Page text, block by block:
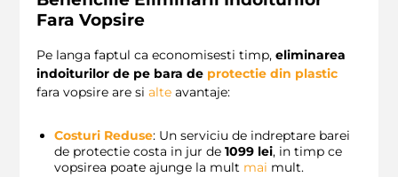
Fara Vopsire
Pe langa faptul ca economisesti timp, eliminarea
indoiturilor de pe bara de protectie din plastic
fara vopsire are si alte avantaje:
Costuri Reduse: Un serviciu de indreptare barei
de protectie costa in jur de 1099 lei, in timp ce
vopsirea poate ajunge la mult mai mult.